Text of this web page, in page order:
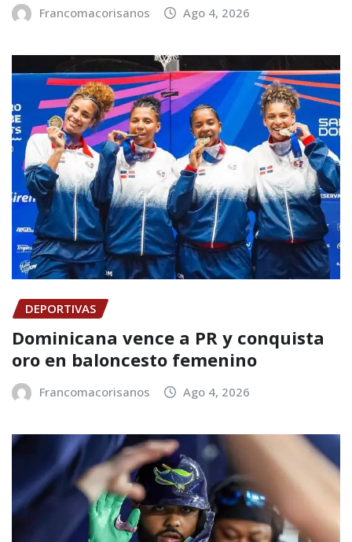
Francomacorisanos Ago 4, 2026
DEPORTIVAS
Dominicana vence a PR y conquista
oro en baloncesto femenino
Francomacorisanos Ago 4, 2026